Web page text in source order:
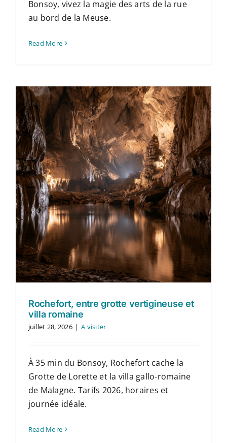
Bonsoy, vivez la magie des arts de la rue
au bord de la Meuse.
Read More
Rochefort, entre grotte vertigineuse et
villa romaine
juillet 28, 2026 | A visiter
À 35 min du Bonsoy, Rochefort cache la
Grotte de Lorette et la villa gallo-romaine
de Malagne. Tarifs 2026, horaires et
journée idéale.
Read More